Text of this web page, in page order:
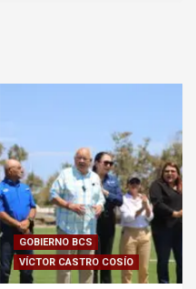
GOBIERNO BCS
VÍCTOR CASTRO COSÍO